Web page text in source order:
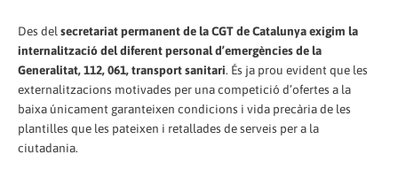
Des del secretariat permanent de la CGT de Catalunya exigim la
internalització del diferent personal d’emergències de la
Generalitat, 112, 061, transport sanitari. És ja prou evident que les
externalitzacions motivades per una competició d’ofertes a la
baixa únicament garanteixen condicions i vida precària de les
plantilles que les pateixen i retallades de serveis per a la
ciutadania.